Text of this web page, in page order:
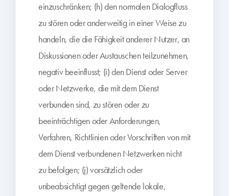
einzuschränken; (h) den normalen Dialogfluss
zu stören oder anderweitig in einer Weise zu
handeln, die die Fähigkeit anderer Nutzer, an
Diskussionen oder Austauschen teilzunehmen,
negativ beeinflusst; (i) den Dienst oder Server
oder Netzwerke, die mit dem Dienst
verbunden sind, zu stören oder zu
beeinträchtigen oder Anforderungen,
Verfahren, Richtlinien oder Vorschriften von mit
dem Dienst verbundenen Netzwerken nicht
zu befolgen; (j) vorsätzlich oder
unbeabsichtigt gegen geltende lokale,